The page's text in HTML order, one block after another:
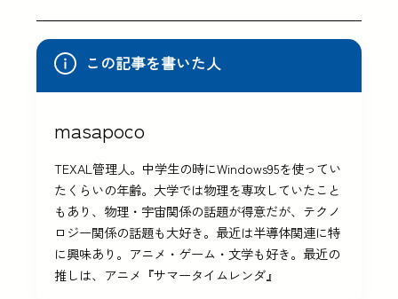
この記事を書いた人
masapoco
TEXAL管理人。中学生の時にWindows95を使ってい
たくらいの年齢。大学では物理を専攻していたこと
もあり、物理・宇宙関係の話題が得意だが、テクノ
ロジー関係の話題も大好き。最近は半導体関連に特
に興味あり。アニメ・ゲーム・文学も好き。最近の
推しは、アニメ『サマータイムレンダ』